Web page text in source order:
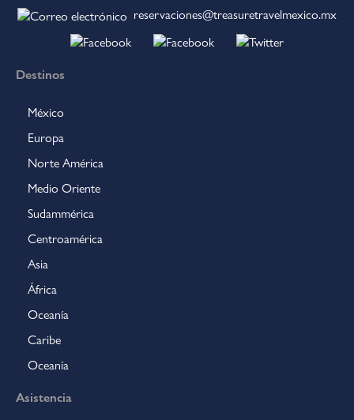
reservaciones@treasuretravelmexico.mx
Destinos
México
Europa
Norte América
Medio Oriente
Sudammérica
Centroamérica
Asia
África
Oceanía
Caribe
Oceanía
Asistencia